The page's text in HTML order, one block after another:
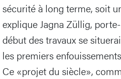
sécurité à long terme, soit
explique Jagna Züllig,
début des travaux se
les premiers
Ce «projet du siècle»,